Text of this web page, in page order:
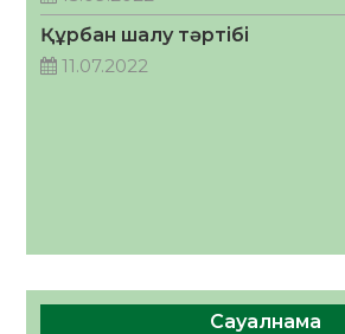
ҚОСЫЛҒАН ҮЛЕС
05.08.2026
Құрбан шалу тәртібі
11.07.2022
Сауалнама